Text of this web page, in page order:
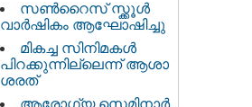
സണ്‍‌റൈസ് സ്ക്കൂള്‍
വാര്‍ഷികം ആഘോഷിച്ചു
മികച്ച സിനിമകള്‍
പിറക്കുന്നില്ലെന്ന് ആശാ
ശരത്
ആരോഗ്യ സെമിനാര്‍